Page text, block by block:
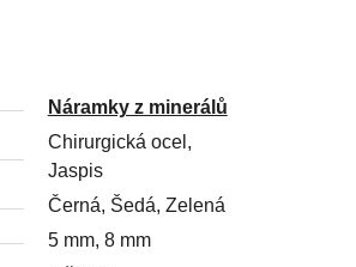
Náramky z minerálů
Chirurgická ocel,
Jaspis
Černá, Šedá, Zelená
5 mm, 8 mm